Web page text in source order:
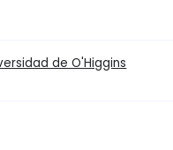
de O'Higgins